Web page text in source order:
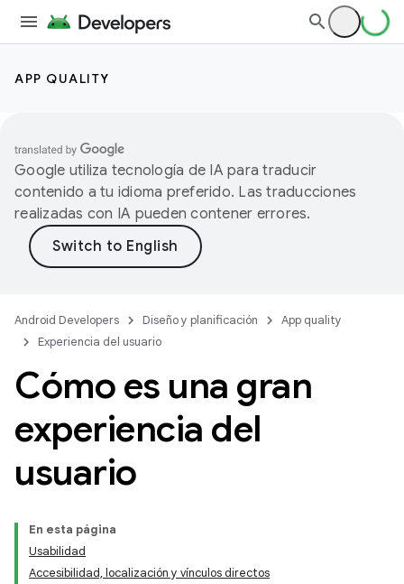
APP QUALITY
Google utiliza tecnología de IA para traducir
contenido a tu idioma preferido. Las traducciones
realizadas con IA pueden contener errores.
Android Developers Diseño y planificación
App quality
Experiencia del usuario
Cómo es una gran
experiencia del
usuario
En esta página
Usabilidad
Accesibilidad, localización y vínculos directos